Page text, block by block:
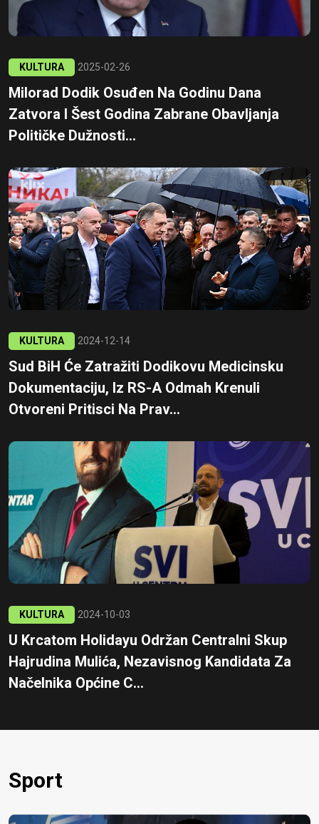
KULTURA 2025-02-26
Milorad Dodik Osuđen Na Godinu Dana
Zatvora I Šest Godina Zabrane Obavljanja
Političke Dužnosti...
KULTURA 2024-12-14
Sud BiH Će Zatražiti Dodikovu Medicinsku
Dokumentaciju, Iz RS-A Odmah Krenuli
Otvoreni Pritisci Na Prav...
KULTURA 2024-10-03
U Krcatom Holidayu Održan Centralni Skup
Hajrudina Mulića, Nezavisnog Kandidata Za
Načelnika Općine C...
Sport